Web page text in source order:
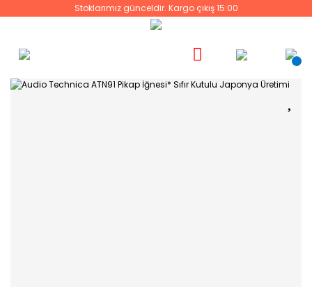
Stoklarımız günceldir. Kargo çıkış 15:00